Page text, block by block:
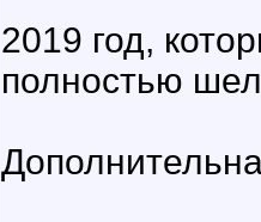
2019 год,
полностью шел